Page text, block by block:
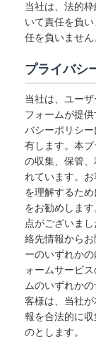
当社は、法的
いて責任を負
任を負いません
プライバシ
当社は、ユー
フォームが提
バシーポリシ
有します。本
の収集、保管
れています。
を理解するた
をお勧めしま
点がございま
絡先情報から
ーのいずれか
ォームサービ
ムのいずれか
客様は、当社
報を合法的に
のとします。